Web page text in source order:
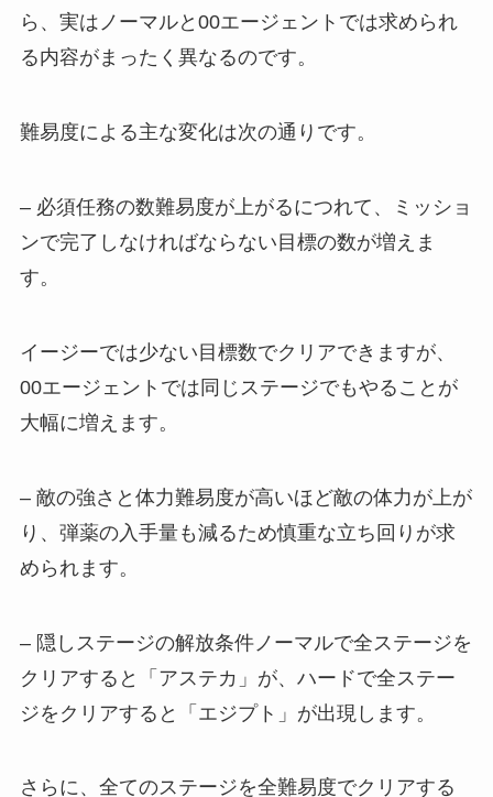
ら、実はノーマルと00エージェントでは求められ
る内容がまったく異なるのです。
難易度による主な変化は次の通りです。
– 必須任務の数難易度が上がるにつれて、ミッショ
ンで完了しなければならない目標の数が増えま
す。
イージーでは少ない目標数でクリアできますが、
00エージェントでは同じステージでもやることが
大幅に増えます。
– 敵の強さと体力難易度が高いほど敵の体力が上が
り、弾薬の入手量も減るため慎重な立ち回りが求
められます。
– 隠しステージの解放条件ノーマルで全ステージを
クリアすると「アステカ」が、ハードで全ステー
ジをクリアすると「エジプト」が出現します。
さらに、全てのステージを全難易度でクリアする